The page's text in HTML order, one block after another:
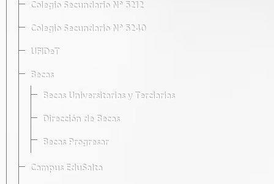
Colegio Secundario Nº 5212
Colegio Secundario Nº 5240
UFIDeT
Becas
Becas Universitarias y Terciarias
Dirección de Becas
Becas Progresar
Campus EduSalta